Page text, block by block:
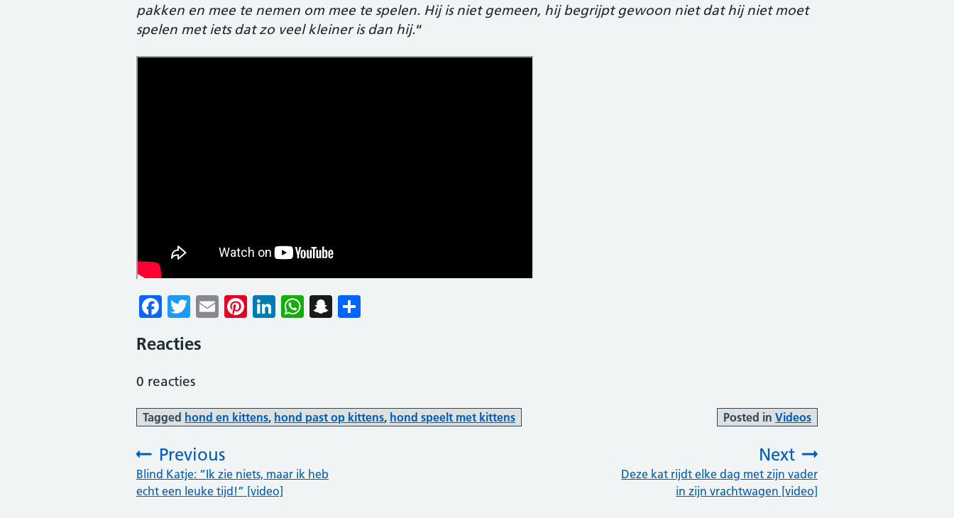
pakken en mee te nemen om mee te spelen. Hij is niet gemeen, hij begrijpt gewoon niet dat hij niet moet
spelen met iets dat zo veel kleiner is dan hij.“
Facebook
Twitter
EmailPinterest
LinkedIn
WhatsApp
Snapchat
Reacties
0 reacties
Posted in Videos
Tagged hond en kittens, hond past op kittens, hond speelt met kittens
Previous
:Blind Katje: “Ik zie niets, maar ik heb
echt een leuke tijd!” [video]
Next
Deze kat rijdt elke dag met zijn vader
in zijn vrachtwagen [video]